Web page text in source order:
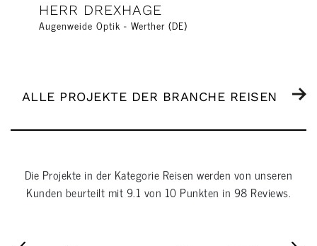
HERR DREXHAGE
Augenweide Optik - Werther (DE)
ALLE PROJEKTE DER BRANCHE REISEN
Die Projekte in der Kategorie Reisen werden von unseren
Kunden beurteilt mit9.1 von 10 Punkten in 98 Reviews.